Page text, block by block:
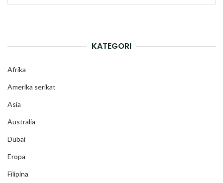
KATEGORI
Afrika
Amerika serikat
Asia
Australia
Dubai
Eropa
Filipina